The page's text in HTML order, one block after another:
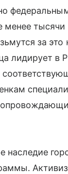
тысячи
за
лидирует в
наследие